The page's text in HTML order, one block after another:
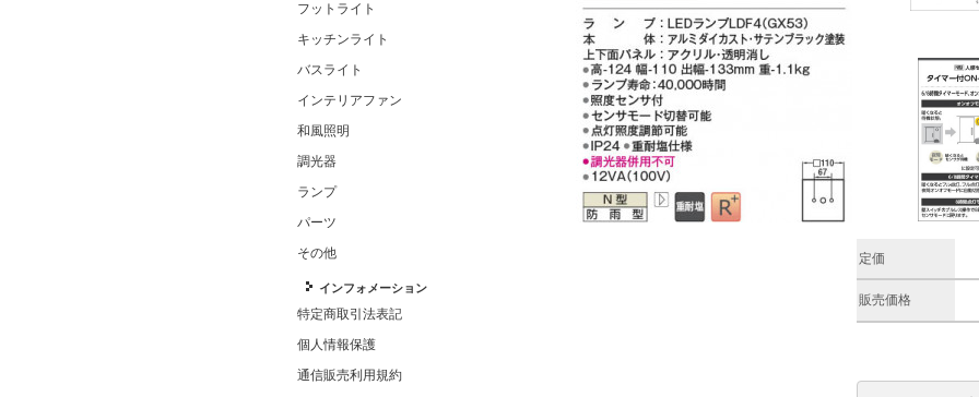
フットライト
キッチンライト
バスライト
インテリアファン
和風照明
調光器
ランプ
パーツ
その他
インフォメーション
特定商取引法表記
個人情報保護
通信販売利用規約
定価
販売価格